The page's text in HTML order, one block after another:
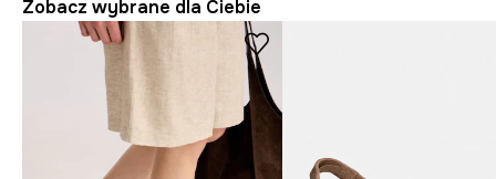
Zobacz wybrane dla Ciebie